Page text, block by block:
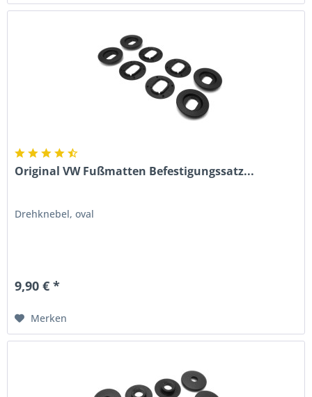
Original VW Fußmatten Befestigungssatz...
Drehknebel, oval
9,90 € *
Merken